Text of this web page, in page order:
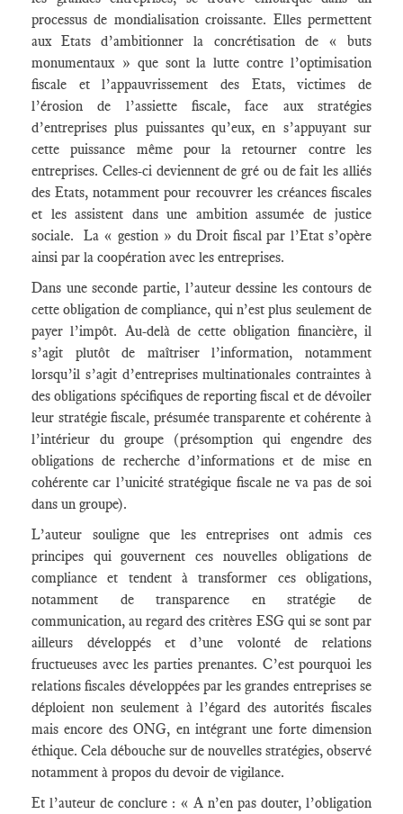
processus de mondialisation croissante. Elles permettent
aux Etats d’ambitionner la concrétisation de « buts
monumentaux » que sont la lutte contre l’optimisation
fiscale et l’appauvrissement des Etats, victimes de
l’érosion de l’assiette fiscale, face aux stratégies
d’entreprises plus puissantes qu’eux, en s’appuyant sur
cette puissance même pour la retourner contre les
entreprises. Celles-ci deviennent de gré ou de fait les alliés
des Etats, notamment pour recouvrer les créances fiscales
et les assistent dans une ambition assumée de justice
sociale. La « gestion » du Droit fiscal par l’Etat s’opère
ainsi par la coopération avec les entreprises.
Dans une seconde partie, l’auteur dessine les contours de
cette obligation de compliance, qui n’est plus seulement de
payer l’impôt. Au-delà de cette obligation financière, il
s’agit plutôt de maîtriser l’information, notamment
lorsqu’il s’agit d’entreprises multinationales contraintes à
des obligations spécifiques de reporting fiscal et de dévoiler
leur stratégie fiscale, présumée transparente et cohérente à
l’intérieur du groupe (présomption qui engendre des
obligations de recherche d’informations et de mise en
cohérente car l’unicité stratégique fiscale ne va pas de soi
dans un groupe).
L’auteur souligne que les entreprises ont admis ces
principes qui gouvernent ces nouvelles obligations de
compliance et tendent à transformer ces obligations,
notamment de transparence en stratégie de
communication, au regard des critères ESG qui se sont par
ailleurs développés et d’une volonté de relations
fructueuses avec les parties prenantes. C’est pourquoi les
relations fiscales développées par les grandes entreprises se
déploient non seulement à l’égard des autorités fiscales
mais encore des ONG, en intégrant une forte dimension
éthique. Cela débouche sur de nouvelles stratégies, observé
notamment à propos du devoir de vigilance.
Et l’auteur de conclure : « A n’en pas douter, l’obligation